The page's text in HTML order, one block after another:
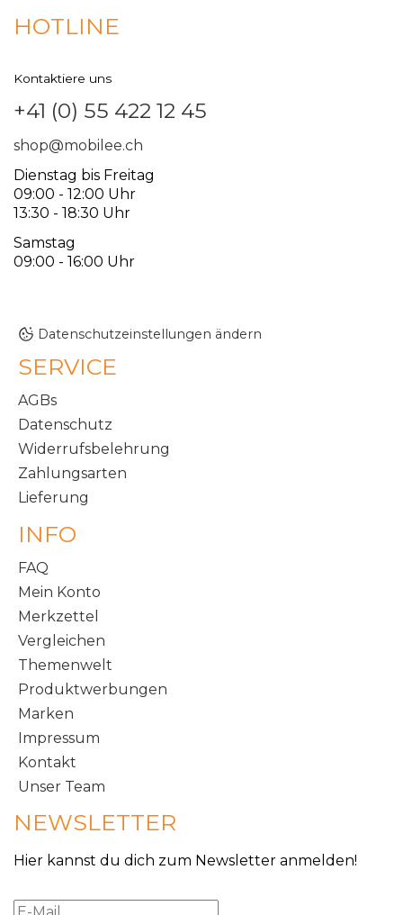
HOTLINE
Kontaktiere uns
+41 (0) 55 422 12 45
shop@mobilee.ch
Dienstag bis Freitag
09:00 - 12:00 Uhr
13:30 - 18:30 Uhr
Samstag
09:00 - 16:00 Uhr
Datenschutzeinstellungen ändern
SERVICE
AGBs
Datenschutz
Widerrufsbelehrung
Zahlungsarten
Lieferung
INFO
FAQ
Mein Konto
Merkzettel
Vergleichen
Themenwelt
Produktwerbungen
Marken
Impressum
Kontakt
Unser Team
NEWSLETTER
Hier kannst du dich zum Newsletter anmelden!